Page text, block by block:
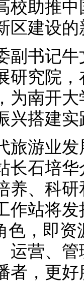
校助推
区建设的
书记牛
研究院
为南开
兴搭建实
游业发
长石培
养、科
作站将
色，即
运营、
者，更